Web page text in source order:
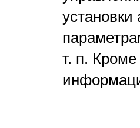
т. п. Кроме